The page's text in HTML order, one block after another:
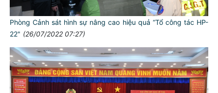
Phòng Cảnh sát hình sự nâng cao hiệu quả “Tổ công tác HP-
22" (26/07/2022 07:27)